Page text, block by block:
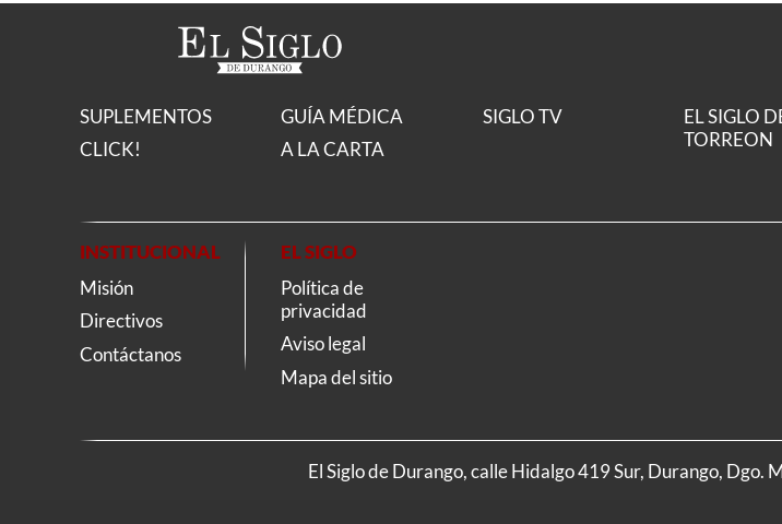
SUPLEMENTOS
CLICK!
GUÍA MÉDICA
A LA CARTA
SIGLO TV
EL SIGLO
TORREON
INSTITUCIONAL
Misión
Directivos
Contáctanos
EL SIGLO
Política de
privacidad
Aviso legal
Mapa del sitio
El Siglo de Durango, calle Hidalgo 419 Sur, Durango, Dgo.